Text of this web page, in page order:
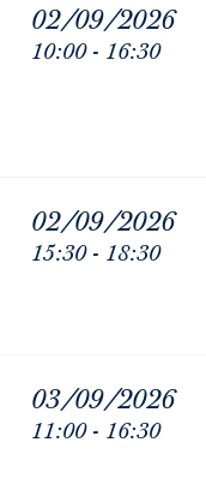
02/09/2026
10:00 - 16:30
02/09/2026
15:30 - 18:30
03/09/2026
11:00 - 16:30